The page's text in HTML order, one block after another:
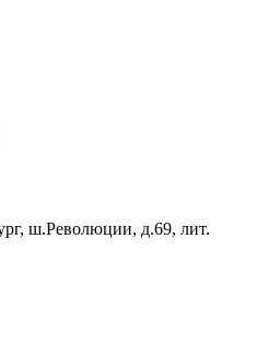
ш.Революции, д.69, лит.